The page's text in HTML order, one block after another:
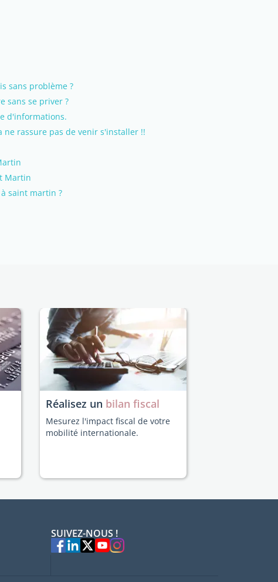
sans problème ?
sans se priver ?
d'informations.
ne rassure pas de venir s'installer !!
Martin
saint martin ?
Réalisez un bilan fiscal
Mesurez l'impact fiscal de votre
mobilité internationale.
SUIVEZ-NOUS !